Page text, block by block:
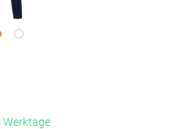
Werktage